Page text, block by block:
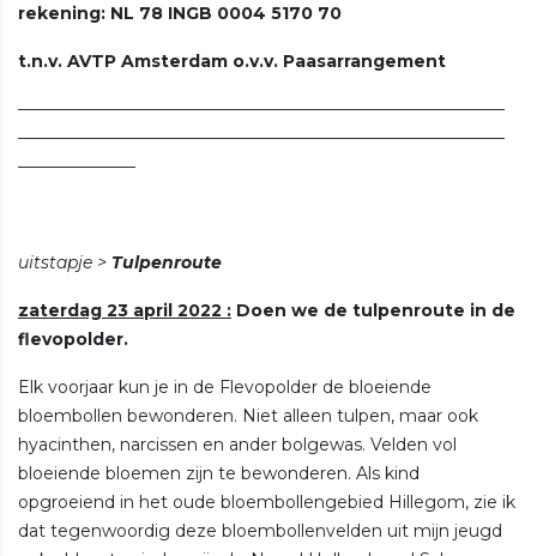
rekening: NL 78 INGB 0004 5170 70
t.n.v. AVTP Amsterdam o.v.v. Paasarrangement
—————————————————————————————
—————————————————————————————
———————
uitstapje > Tulpenroute
zaterdag 23 april 2022 : Doen we de tulpenroute in de
flevopolder.
Elk voorjaar kun je in de Flevopolder de bloeiende
bloembollen bewonderen. Niet alleen tulpen, maar ook
hyacinthen, narcissen en ander bolgewas. Velden vol
bloeiende bloemen zijn te bewonderen. Als kind
opgroeiend in het oude bloembollengebied Hillegom, zie ik
dat tegenwoordig deze bloembollenvelden uit mijn jeugd